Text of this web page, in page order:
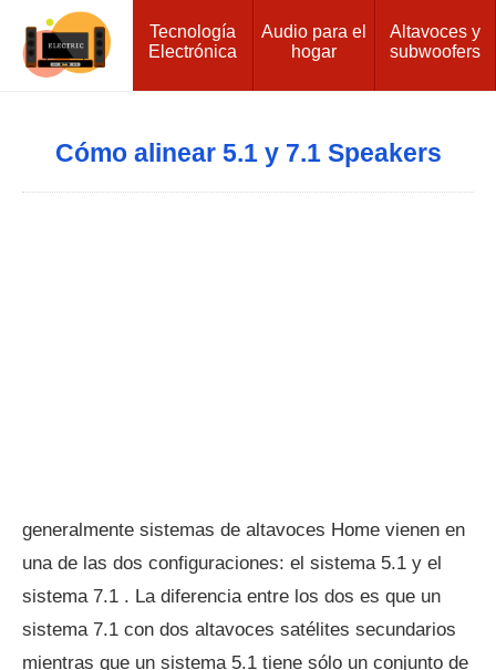
Tecnología
Electrónica
Audio para el
hogar
Altavoces y
subwoofers
Cómo alinear 5.1 y 7.1 Speakers
generalmente sistemas de altavoces Home vienen en
una de las dos configuraciones: el sistema 5.1 y el
sistema 7.1 . La diferencia entre los dos es que un
sistema 7.1 con dos altavoces satélites secundarios
mientras que un sistema 5.1 tiene sólo un conjunto de